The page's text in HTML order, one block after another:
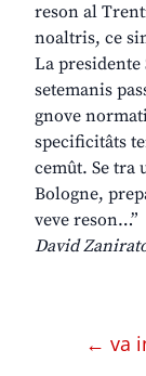
reson al
noaltris, ce
La
setemanis
gnove
specificitâts
cemût. Se tra
Bologne,
veve reson…” ❚
David
← va